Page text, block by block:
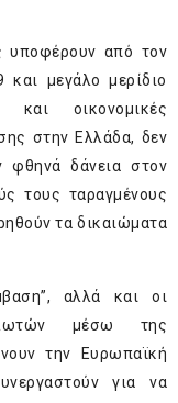
υποφέρουν από τον
μεγάλο μερίδιο
και οικονομικές
στην Ελλάδα, δεν
φθηνά δάνεια στον
τους ταραγμένους
τα δικαιώματα
αλλά και οι
μέσω της
την Ευρωπαϊκή
για να